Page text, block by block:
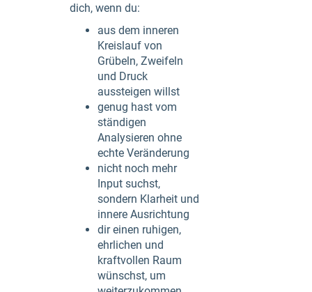
dich, wenn du:
aus dem inneren
Kreislauf von
Grübeln, Zweifeln
und Druck
aussteigen willst
genug hast vom
ständigen
Analysieren ohne
echte Veränderung
nicht noch mehr
Input suchst,
sondern Klarheit und
innere Ausrichtung
dir einen ruhigen,
ehrlichen und
kraftvollen Raum
wünschst, um